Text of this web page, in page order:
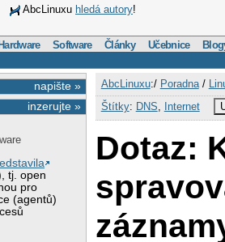
AbcLinuxu hledá autory!
Software Články Učebnice
napište »
inzerujte »
tj. open
pro
(agentů)
AbcLinuxu:/ Poradna/
Štítky: DNS Internet
Dotaz: